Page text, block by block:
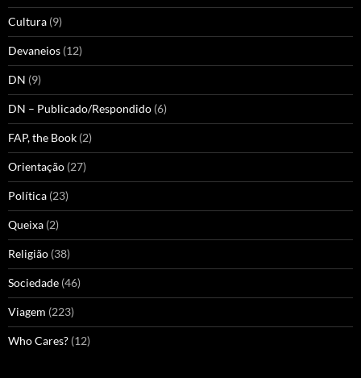
Cultura (9)
Devaneios (12)
DN (9)
DN – Publicado/Respondido (6)
FAP, the Book (2)
Orientação (27)
Política (23)
Queixa (2)
Religião (38)
Sociedade (46)
Viagem (223)
Who Cares? (12)